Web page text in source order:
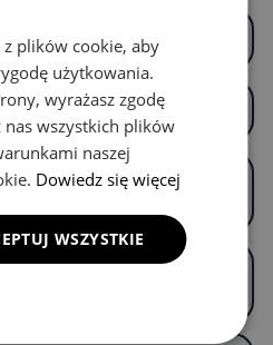
OMEVO 5D Pro?
OMEVO 5D Pro?
jest szczególnie
plików cookie, aby
użytkowania.
wyrażasz zgodę
nas wszystkich plików
naszej
Dowiedz się więcej
WSZYSTKIE